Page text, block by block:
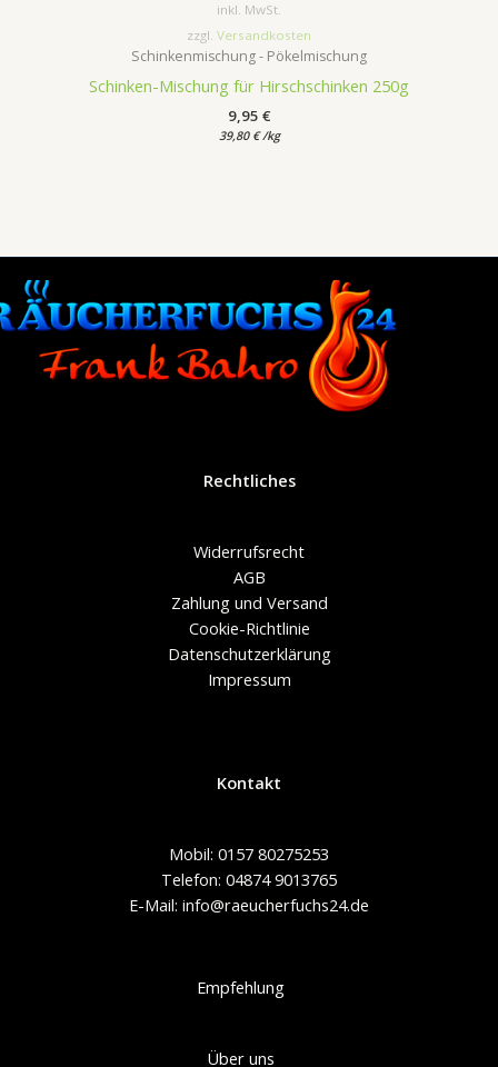
inkl. MwSt.
zzgl. Versandkosten
Schinkenmischung - Pökelmischung
Schinken-Mischung für Hirschschinken 250g
9,95 €
39,80 € /kg
Rechtliches
Widerrufsrecht
AGB
Zahlung und Versand
Cookie-Richtlinie
Datenschutzerklärung
Impressum
Kontakt
Mobil: 0157 80275253
Telefon: 04874 9013765
E-Mail: info@raeucherfuchs24.de
Empfehlung
Über uns